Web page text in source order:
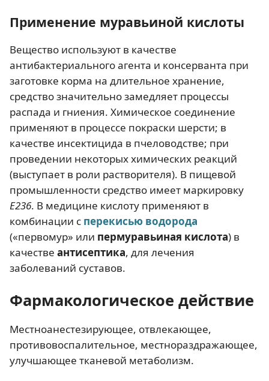
Применение муравьиной кислоты
Вещество используют в качестве
антибактериального агента и консерванта при
заготовке корма на длительное хранение,
средство значительно замедляет процессы
распада и гниения. Химическое соединение
применяют в процессе покраски шерсти; в
качестве инсектицида в пчеловодстве; при
проведении некоторых химических реакций
(выступает в роли растворителя). В пищевой
промышленности средство имеет маркировку
E236. В медицине кислоту применяют в
комбинации с перекисью водорода
(«первомур» или пермуравьиная кислота) в
качестве антисептика, для лечения
заболеваний суставов.
Фармакологическое действие
Местноанестезирующее, отвлекающее,
противовоспалительное, местнораздражающее,
улучшающее тканевой метаболизм.